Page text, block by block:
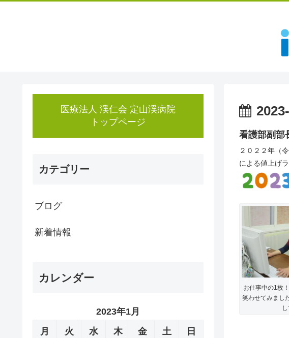
看護部副部
２０２２年（
による値上げ
お仕事中の1枚
笑わせてみまし
し
医療法人 渓仁会 定山渓病院
トップページ
カテゴリー
ブログ
新着情報
カレンダー
2023年1月
月
火 水 木 金 土
日